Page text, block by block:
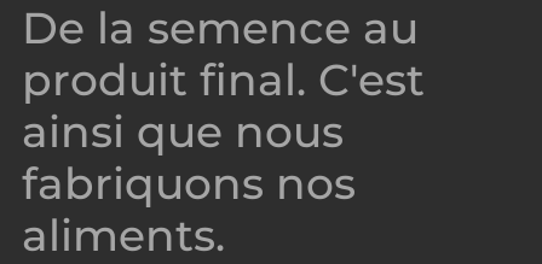
De la semence au
produit final. C'est
ainsi que nous
fabriquons nos
aliments.